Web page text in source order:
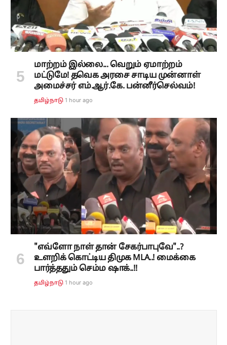
மாற்றம் இல்லை... வெறும் ஏமாற்றம்
மட்டுமே! தவெக அரசை சாடிய முன்னாள்
அமைச்சர் எம்.ஆர்.கே. பன்னீர்செல்வம்!
தமிழ்நாடு 1 hour ago
"எவ்ளோ நாள் தான் சேகர்பாபுவே"..?
உளறிக் கொட்டிய திமுக MLA..! மைக்கை
பார்த்ததும் செம்ம ஷாக்..!!
தமிழ்நாடு 1 hour ago